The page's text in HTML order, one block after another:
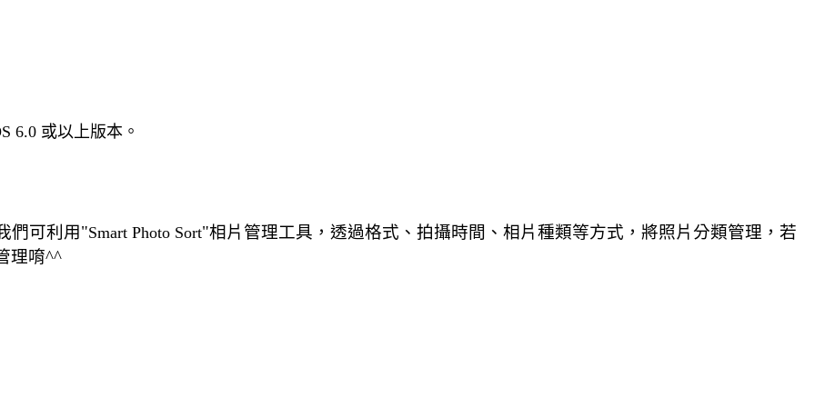
6.0 或以上版本。
們可利用"Smart Photo Sort"相片管理工具，透過格式、拍攝時間、相片種類等方式，將照片分類管理，若
理唷^^